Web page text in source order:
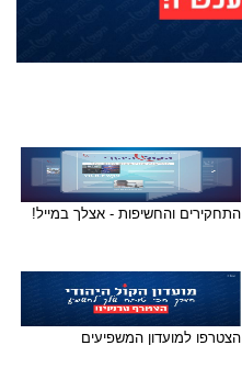
התחקירים והחשיפות - אצלך במייל!
הצטרפו למועדון המשפיעים